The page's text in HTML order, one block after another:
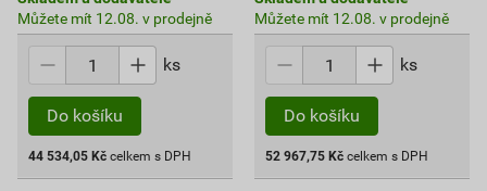
Můžete mít 12.08. v prodejně
ks
Do košíku
44 534,05 Kč celkem s DPH
Můžete mít 12.08. v prodejně
ks
Do košíku
52 967,75 Kč celkem s DPH